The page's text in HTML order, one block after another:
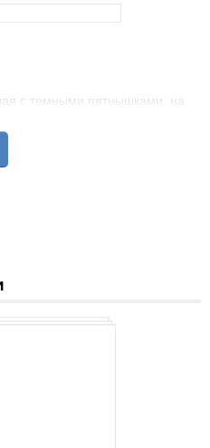
с темными пятнышками, на
нет, мякоть желтоватая с